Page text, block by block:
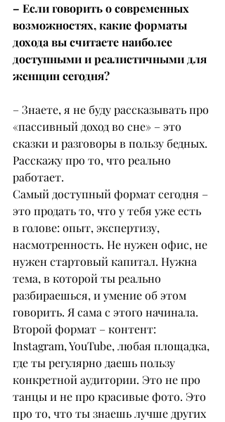
– Если говорить о современных
возможностях, какие форматы
дохода вы считаете наиболее
доступными и реалистичными для
женщин сегодня?
– Знаете, я не буду рассказывать про
«пассивный доход во сне» – это
сказки и разговоры в пользу бедных.
Расскажу про то, что реально
работает.
Самый доступный формат сегодня –
это продать то, что у тебя уже есть
в голове: опыт, экспертизу,
насмотренность. Не нужен офис, не
нужен стартовый капитал. Нужна
тема, в которой ты реально
разбираешься, и умение об этом
говорить. Я сама с этого начинала.
Второй формат – контент:
Instagram, YouTube, любая площадка,
где ты регулярно даешь пользу
конкретной аудитории. Это не про
танцы и не про красивые фото. Это
про то, что ты знаешь лучше других